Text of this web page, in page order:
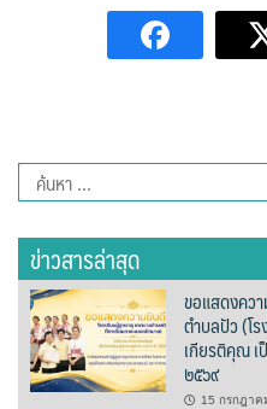
Amante Baristro Hotel &
Deply
HOMU Villa
Montha Residence
Shanti – Retreat
ค้นหา
สำหรับ:
ข่าวสารล่าสุด
ขอแสดงคว
ตำบลปัว (โ
เกียรติคุณ เ
๒๕๖๙
15 กรกฎาค